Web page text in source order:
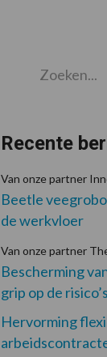
Recente
Van onze partner
Beetle
de werkvloer
Van onze partner
Bescherming
grip op de risico’s
Hervorming